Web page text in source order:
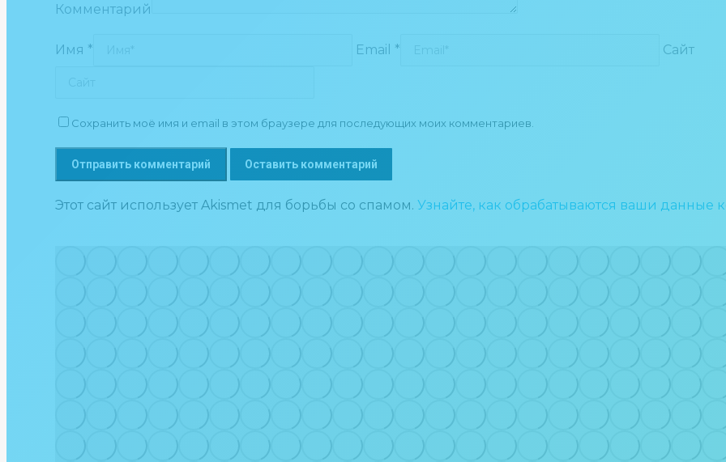
Комментарий
Имя * Email * Сайт
Сохранить моё имя и email в этом браузере для последующих моих комментариев.
Оставить комментарий
Этот сайт использует Akismet для борьбы со спамом. Узнайте, как обрабатываются ваши данные